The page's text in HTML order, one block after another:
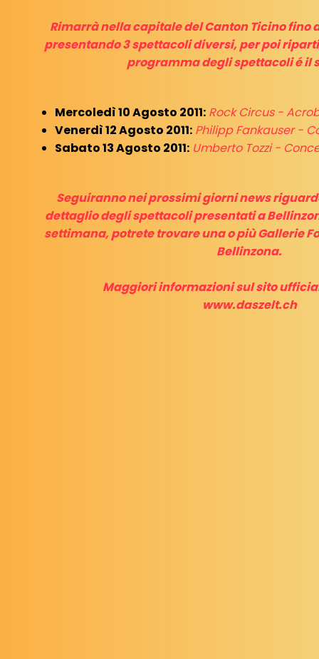
Rimarrà nella capitale del Canton Ticino fino a
presentando 3 spettacoli diversi, per poi
programma degli spettacoli é il
Mercoledì 10 Agosto 2011: Rock Circus -
Venerdì 12 Agosto 2011: Philipp Fankauser -
Sabato 13 Agosto 2011: Umberto Tozzi -
Seguiranno nei prossimi giorni news
dettaglio degli spettacoli presentati a
settimana, potrete trovare una o più Gallerie
Bellinzona.
Maggiori informazioni sul sito
www.daszelt.ch